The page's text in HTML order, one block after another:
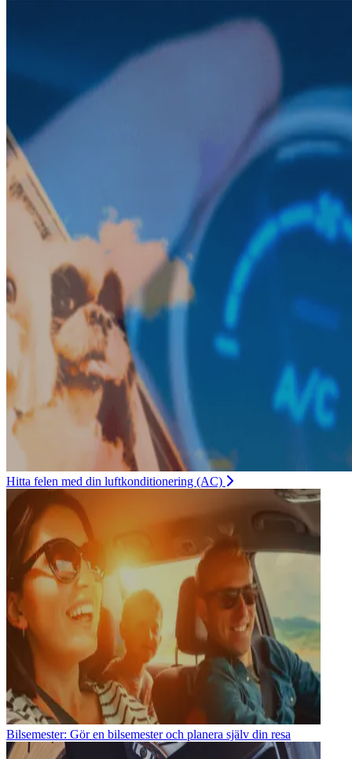
Hitta felen med din luftkonditionering (AC)
Bilsemester: Gör en bilsemester och planera själv din resa